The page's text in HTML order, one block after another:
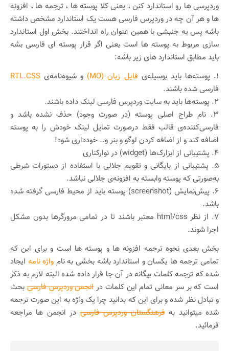
وردپرسی ها رو استاندارد کنن ، یعنی کلا پوسته ها ، ترجمه ها ، افزونه
ها و هر آن چه در وردپرس فارسی هست یک استاندارد مشخص داشته
باشه پس یه جنبشی با همین عنوان راه انداختند. بخش اول استاندارد
سازی مربوط به پوسته ها است یعنی اگر قرار پوسته ای فارسی بشه
باید مطابق استاندارد های زیر باشه:
۱. پوسته‌ها باید بوسیله‌ی
فایل زبان (MO) و شیوه‌نامه‌ی RTL.CSS
فارسی شده باشند.
۲. پوسته‌ها باید به سایت وردپرس فارسی لینک داده باشند.
۳. نام طراح اصلی پوسته (در صورت وجود) حذف نشده باشد و
فارسی‌کننده‌ی قالب فقط درصورت تمایل لینک خودش را به‌ پوسته
اضافه کند و از اضافه کردن لوگو و بنر و.. خودداری شود!
۴. پشتیبانی از ابزارک‌ها (widget) در نوارکناری
۵. پشتیبانی از بایگانی و تقویم جلالی با استفاده از دستورات شرطی
به‌صورتی که پوسته وابسته به افزونه‌ی جلالی نباشد.
۶. پیش‌نمایش (screenshot) پوسته باید از محیط فارسی گرفته شده
باشد.
۷. از نظر html/css معتبر باشند تا در تمامی مرورگرها بدون مشکل
اجرا شوند.
بخش بعدی نحوه ترجمه افزونه ها و پوسته ها است و برای این که
تمامی ترجمه ها یکسان و استاندارد باشه بخشی به نام واژه نامه ایجاد
شده که ترجمه کلمات بیگانه در آن جا قرار داده شده البته لازم به ذکر
است که بر سر معانی تمام این کلمات درانجمن وردپرس فارسیبحث
و تبادل نظر شده و برای این که بدانید چرا یک واژه به این صورت ترجمه
شده میتوانید بهفرهنگستان وردپرس فارسیدر انجمن ها مراجعه
فرمائید.